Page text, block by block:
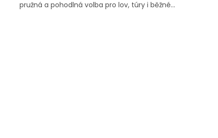
pružná a pohodlná volba pro lov, túry i běžné...